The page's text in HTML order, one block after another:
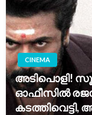
CINEMA
അടിപൊളി!
ഓഫീസിൽ